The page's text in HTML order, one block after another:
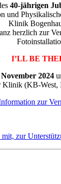
40-jährigen
und
Klinik
herzlich zur
I’LL BE
2024
Klinik (KB-West,
zur
mit, zur